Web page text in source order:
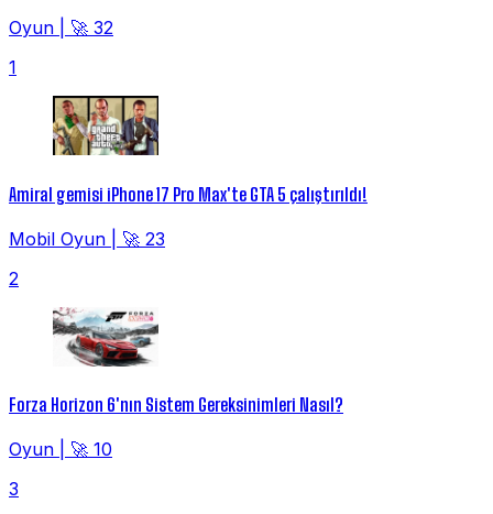
Oyun
🚀 32
1
Amiral gemisi iPhone 17 Pro Max'te GTA 5 çalıştırıldı!
Mobil Oyun
🚀 23
2
Forza Horizon 6'nın Sistem Gereksinimleri Nasıl?
Oyun
🚀 10
3